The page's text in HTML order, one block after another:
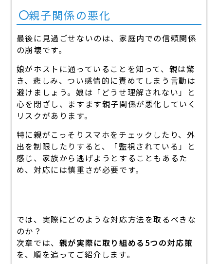
親子関係の悪化
最後に見過ごせないのは、家庭内での信頼関係
の崩壊です。
娘がホストに通っていることを知って、親は驚
き、悲しみ、つい感情的に責めてしまう言動は
避けましょう。娘は「どうせ理解されない」と
心を閉ざし、ますます親子関係が悪化していく
リスクがあります。
特に親がこっそりスマホをチェックしたり、外
出を制限したりすると、「監視されている」と
感じ、家族から逃げようとすることもあるた
め、対応には慎重さが必要です。
では、実際にどのような対応方法を取るべきな
のか？
次章では、 親が実際に取り組める5つの対応策
を、順を追ってご紹介します。